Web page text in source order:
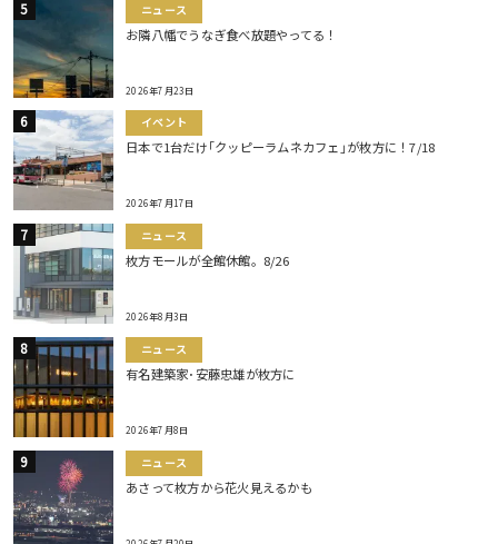
ニュース
お隣八幡でうなぎ食べ放題やってる！
2026年7月23日
イベント
日本で1台だけ｢クッピーラムネカフェ｣が枚方に！7/18
2026年7月17日
ニュース
枚方モールが全館休館。8/26
2026年8月3日
ニュース
有名建築家･安藤忠雄が枚方に
2026年7月8日
ニュース
あさって枚方から花火見えるかも